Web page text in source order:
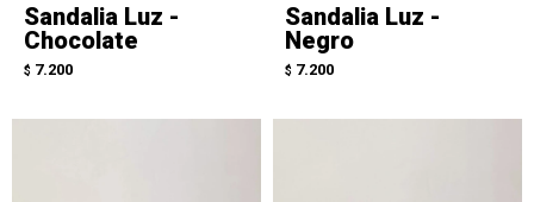
Sandalia Luz -
Chocolate
$ 7.200
Sandalia Luz -
Negro
$ 7.200